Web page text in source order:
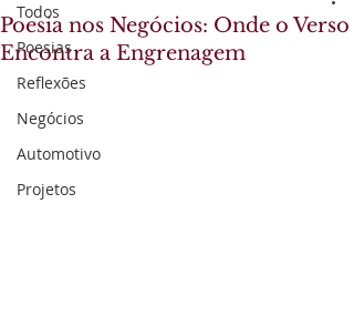
Todos
Poesias
Reflexões
Negócios
Automotivo
Projetos
Poesia nos Negócios: Onde o Verso
Encontra a Engrenagem